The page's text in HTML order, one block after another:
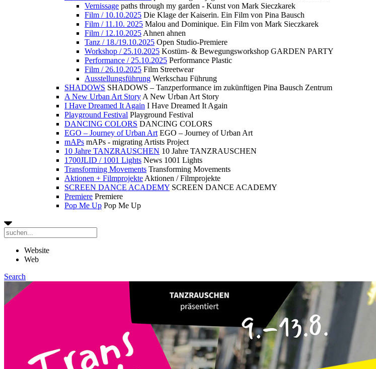
Vernissage paths through my garden - Kunst von Mark Sieczkarek
Film / 10.10.2025 Die Klage der Kaiserin. Ein Film von Pina Bausch
Film / 11.10. 2025 Malou and Dominique. Ein Film von Mark Sieczkarek
Film / 12.10.2025 Ahnen ahnen
Tanz / 18./19.10.2025 Open Studio-Premiere
Workshop / 25.10.2025 Kostüm- & Bewegungsworkshop GARDEN PARTY
Performance / 25.10.2025 Performance Plastic
Film / 26.10.2025 Film Streetwear
Ausstellungsführung Werkschau Führung
SHADOWS SHADOWS – Tanzperformance im zukünftigen Pina Bausch Zentrum
A New Urban Art Story A New Urban Art Story
I Have Dreamed It Again I Have Dreamed It Again
Playground Festival Playground Festival
DANCING COLORS DANCING COLORS
EGO – Journey of Urban Art EGO – Journey of Urban Art
mAPs mAPs - migrating Artists Project
10 Jahre TANZRAUSCHEN 10 Jahre TANZRAUSCHEN
1700JLID / 1001 Lights News 1001 Lights
Transforming Movements Transforming Movements
Aktionen + Filmprojekte Aktionen / Filmprojekte
SCREEN DANCE ACADEMY SCREEN DANCE ACADEMY
Premiere Premiere
Pop Me Up Pop Me Up
Website
Web
Search